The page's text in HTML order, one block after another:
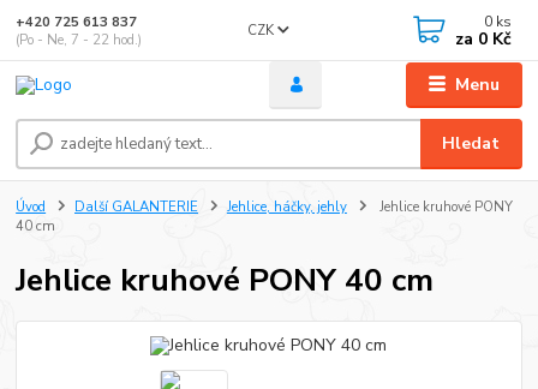
Menu
CZK
Hledat
+420 725 613 837
(Po - Ne, 7 - 22 hod.)
0 ks
za 0 Kč
Úvod Další GALANTERIE Jehlice, háčky, jehly
Jehlice kruhové PONY
40 cm
Jehlice kruhové PONY 40 cm